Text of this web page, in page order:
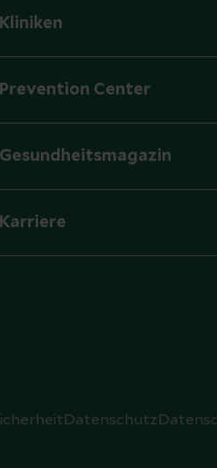
Kliniken
Prevention Center
Gesundheitsmagazin
Karriere
Datenschutz